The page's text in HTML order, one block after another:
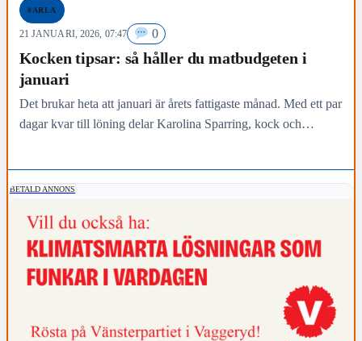
#ARLA
21 JANUARI, 2026, 07:47 0
Kocken tipsar: så håller du matbudgeten i
januari
Det brukar heta att januari är årets fattigaste månad. Med ett par
dagar kvar till löning delar Karolina Sparring, kock och
BETALD ANNONS